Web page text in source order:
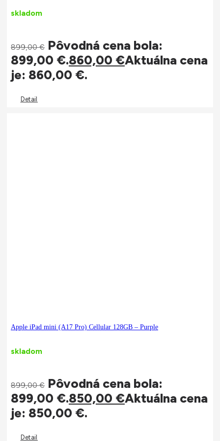
skladom
899,00€ Pôvodná cena bola:
899,00 €.860,00 €Aktuálna cena
je: 860,00 €.
Detail
Apple iPad mini (A17 Pro) Cellular 128GB – Purple
skladom
899,00€ Pôvodná cena bola:
899,00 €.850,00 €Aktuálna cena
je: 850,00 €.
Detail